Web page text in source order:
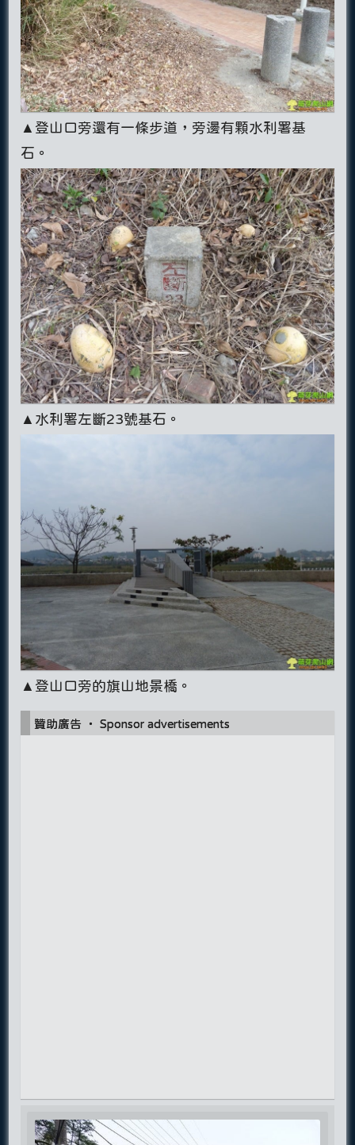
▲登山口旁還有一條步道，旁邊有顆水利署基
石。
▲水利署左斷23號基石。
▲登山口旁的旗山地景橋。
贊助廣告 ‧ Sponsor advertisements